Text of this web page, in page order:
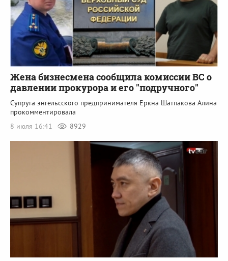
Жена бизнесмена сообщила комиссии ВС о
давлении прокурора и его "подручного"
Супруга энгельсского предпринимателя Еркна Шатпакова Алина
прокомментировала
8 июля 16:41
8929